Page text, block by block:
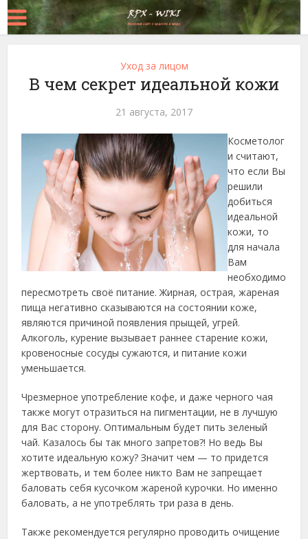
Уход за лицом
В чем секрет идеальной кожи
21 августа, 2017
Косметолог
и считают,
что если Вы
решили
добиться
идеальной
кожи, то
для начала
Вам
необходимо
пересмотреть своё питание. Жирная, острая, жареная
пища негативно сказываются на состоянии коже,
являются причиной появления прыщей, угрей.
Алкоголь, курение вызывает раннее старение кожи,
кровеносные сосуды сужаются, и питание кожи
уменьшается.
Чрезмерное употребление кофе, и даже черного чая
также могут отразиться на пигментации, не в лучшую
для Вас сторону. Оптимальным будет пить зеленый
чай. Казалось бы так много запретов?! Но ведь Вы
хотите идеальную кожу? Значит чем — то придется
жертвовать, и тем более никто Вам не запрещает
баловать себя кусочком жареной курочки. Но именно
баловать, а не употреблять три раза в день.
Также рекомендуется регулярно проводить очищение